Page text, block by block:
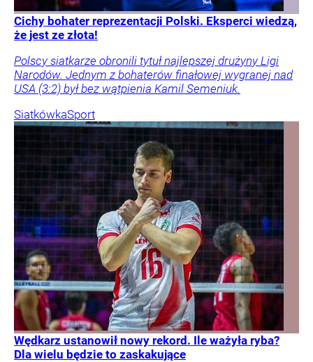
Cichy bohater reprezentacji Polski. Eksperci wiedzą,
że jest ze złota!
Polscy siatkarze obronili tytuł najlepszej drużyny Ligi
Narodów. Jednym z bohaterów finałowej wygranej nad
USA (3:2) był bez wątpienia Kamil Semeniuk.
SiatkówkaSport
Wędkarz ustanowił nowy rekord. Ile ważyła ryba?
Dla wielu będzie to zaskakujące